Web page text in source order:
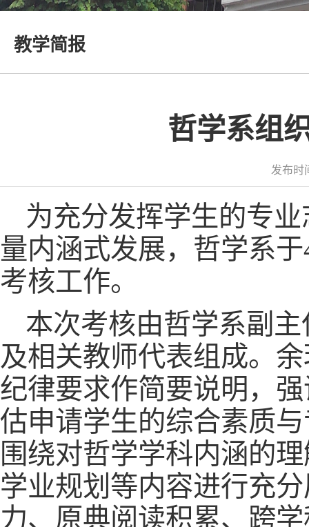
教学简报
哲学系组
发布
为充分发挥学生的专
量内涵式发展，哲学系
考核工作。
本次考核由哲学系副
及相关教师代表组成。
纪律要求作简要说明，
估申请学生的综合素质
围绕对哲学学科内涵的
学业规划等内容进行充
力、原典阅读积累、跨